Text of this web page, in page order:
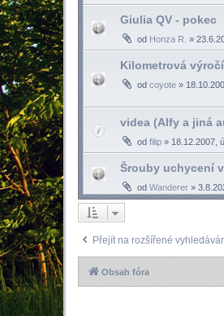
Giulia QV - pokec
od Honza R. »
Kilometrová výročí
od coyote »
videa (Alfy a jiná
od filip » 18.12.2007,
Šrouby uchycení
od Wanderer »
Přejít na rozšířené
Obsah fóra